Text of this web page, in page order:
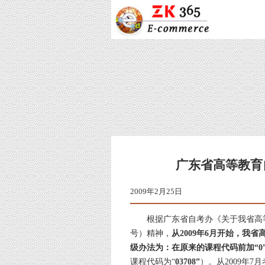
广东省高等教
2009年2
根据广东省自考办《关于我省高
号）精神， 从2009年6月开始，我省
级办法为：在原来的课程代码前加
课程代码为“03708”）。从2009年7